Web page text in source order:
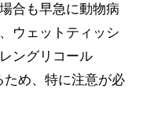
合も早急に動物病
ウェットティッシ
ングリコール
ため、特に注意が必